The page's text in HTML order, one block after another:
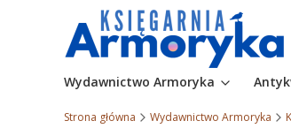
Wydawnictwo Armoryka
Strona główna Wydawnictwo Armoryka